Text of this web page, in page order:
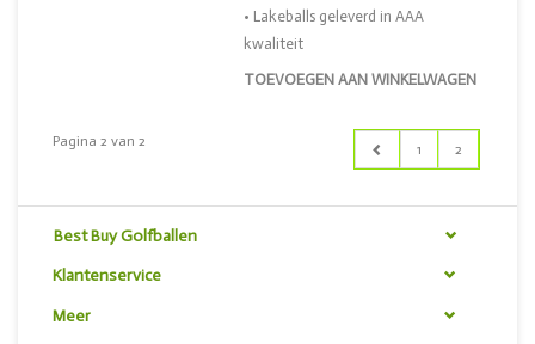
TOEVOEGEN AAN WINKELWAGEN
• Lakeballs geleverd in AAA
kwaliteit
Pagina 2 van 2 1 2
Best Buy Golfballen
Klantenservice
Meer